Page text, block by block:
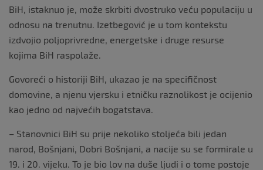
BiH, istaknuo je, može skrbiti dvostruko veću populaciju u
odnosu na trenutnu. Izetbegović je u tom kontekstu
izdvojio poljoprivredne, energetske i druge resurse
kojima BiH raspolaže.
Govoreći o historiji BiH, ukazao je na specifičnost
domovine, a njenu vjersku i etničku raznolikost je ocijenio
kao jedno od najvećih bogatstava.
– Stanovnici BiH su prije nekoliko stoljeća bili jedan
narod, Bošnjani, Dobri Bošnjani, a nacije su se formirale u
19. i 20. vijeku. To je bio lov na duše ljudi i o tome postoje